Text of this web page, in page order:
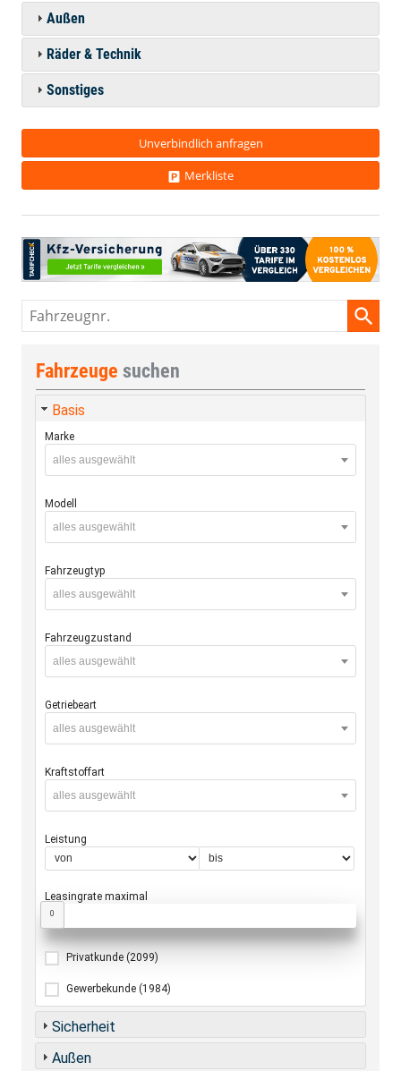
Außen
Räder & Technik
Sonstiges
Unverbindlich anfragen
Merkliste
Fahrzeugnr.
Fahrzeuge suchen
Basis
Marke
alles ausgewählt
Modell
alles ausgewählt
Fahrzeugtyp
alles ausgewählt
Fahrzeugzustand
alles ausgewählt
Getriebeart
alles ausgewählt
Kraftstoffart
alles ausgewählt
Leistung
Leasingrate maximal
0
Privatkunde (2099)
Gewerbekunde (1984)
Sicherheit
Außen